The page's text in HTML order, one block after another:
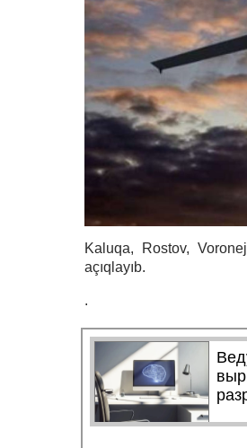
Kaluqa, Rostov,
açıqlayıb.
.